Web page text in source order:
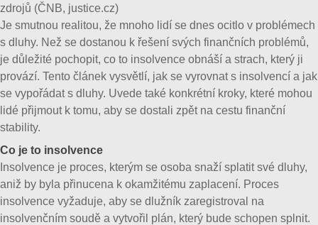
zdrojů (ČNB, justice.cz)
Je smutnou realitou, že mnoho lidí se dnes ocitlo v problémech
s dluhy. Než se dostanou k řešení svých finančních problémů,
je důležité pochopit, co to insolvence obnáší a strach, který ji
provází. Tento článek vysvětlí, jak se vyrovnat s insolvencí a jak
se vypořádat s dluhy. Uvede také konkrétní kroky, které mohou
lidé přijmout k tomu, aby se dostali zpět na cestu finanční
stability.
Co je to insolvence
Insolvence je proces, kterým se osoba snaží splatit své dluhy,
aniž by byla přinucena k okamžitému zaplacení. Proces
insolvence vyžaduje, aby se dlužník zaregistroval na
insolvenčním soudě a vytvořil plán, který bude schopen splnit.